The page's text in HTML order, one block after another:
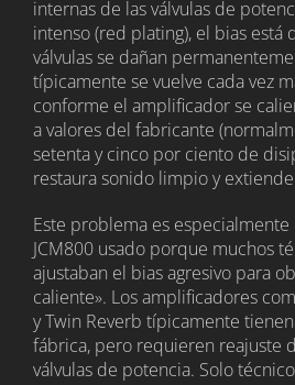
internas de las válvulas de
intenso (red plating), el bias está
válvulas se dañan
típicamente se vuelve cada vez
conforme el amplificador se
a valores del fabricante
setenta y cinco por ciento de
restaura sonido limpio y
Este problema es
JCM800 usado porque muchos
ajustaban el bias agresivo para
caliente». Los amplificadores
y Twin Reverb típicamente
fábrica, pero requieren reajuste
válvulas de potencia. Solo